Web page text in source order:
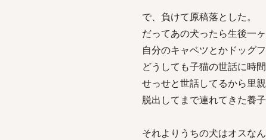
で、負けて原稿落とした。
だってあの犬ったら生後一
自分のキャベツとかドッグ
どうしても子猫の世話に時間
せっせと世話してるから里
脱出してまで連れてきた養
それよりうちの犬はオスなん